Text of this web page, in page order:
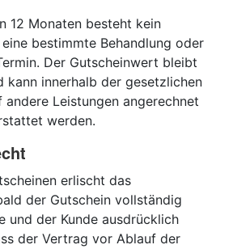
12 Monaten besteht kein
bestimmte Behandlung oder
Der Gutscheinwert bleibt
kann innerhalb der gesetzlichen
Leistungen angerechnet
werden.
erlischt das
der Gutschein vollständig
und der Kunde ausdrücklich
der Vertrag vor Ablauf der